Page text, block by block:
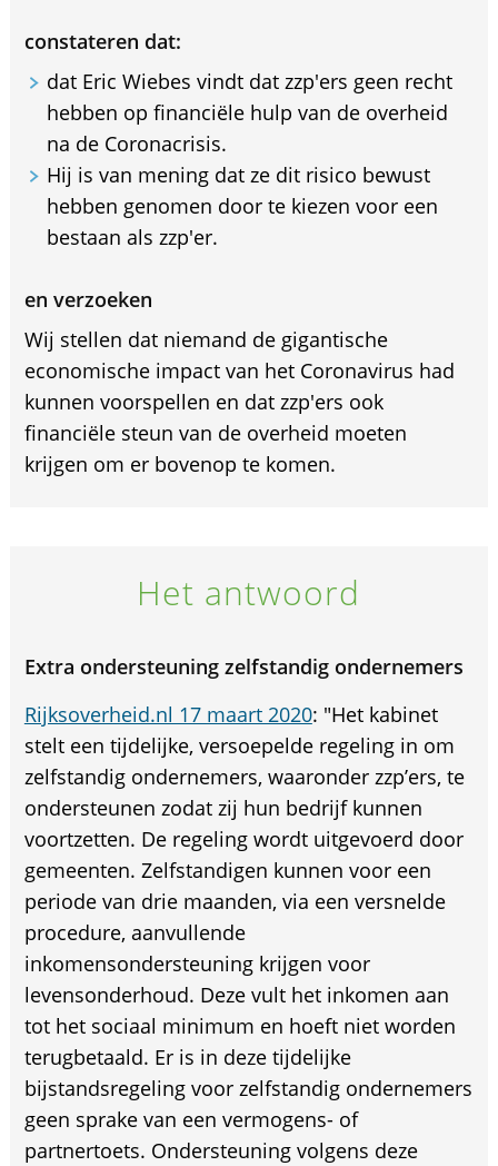
constateren dat:
dat Eric Wiebes vindt dat zzp'ers geen recht
hebben op financiële hulp van de overheid
na de Coronacrisis.
Hij is van mening dat ze dit risico bewust
hebben genomen door te kiezen voor een
bestaan als zzp'er.
en verzoeken
Wij stellen dat niemand de gigantische
economische impact van het Coronavirus had
kunnen voorspellen en dat zzp'ers ook
financiële steun van de overheid moeten
krijgen om er bovenop te komen.
Het antwoord
Extra ondersteuning zelfstandig ondernemers
Rijksoverheid.nl 17 maart 2020: "Het kabinet
stelt een tijdelijke, versoepelde regeling in om
zelfstandig ondernemers, waaronder zzp’ers, te
ondersteunen zodat zij hun bedrijf kunnen
voortzetten. De regeling wordt uitgevoerd door
gemeenten. Zelfstandigen kunnen voor een
periode van drie maanden, via een versnelde
procedure, aanvullende
inkomensondersteuning krijgen voor
levensonderhoud. Deze vult het inkomen aan
tot het sociaal minimum en hoeft niet worden
terugbetaald. Er is in deze tijdelijke
bijstandsregeling voor zelfstandig ondernemers
geen sprake van een vermogens- of
partnertoets. Ondersteuning volgens deze